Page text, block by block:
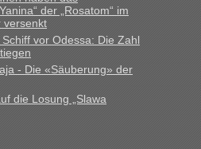
• Re: Deklaration
Zoll
meiner Frau im Gepäck
der „Rosatom“ im
versenkt
vor Odessa: Die Zahl
- Die «Säuberung» der
die Losung „Slawa